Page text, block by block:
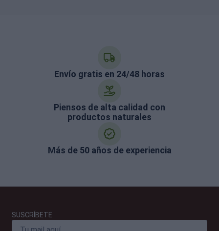
Envío gratis en 24/48 horas
Piensos de alta calidad con
productos naturales
Más de 50 años de experiencia
SUSCRÍBETE